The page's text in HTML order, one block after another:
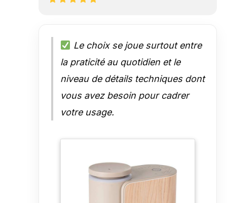
Le choix se joue surtout entre
la praticité au quotidien et le
niveau de détails techniques dont
vous avez besoin pour cadrer
votre usage.